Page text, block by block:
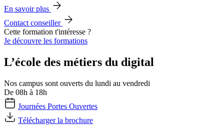
En savoir plus
Contact conseiller
Cette formation t'intéresse ?
Je découvre les formations
L’école des métiers du digital
Nos campus sont ouverts du lundi au vendredi
De 08h à 18h
Journées Portes Ouvertes
Télécharger la brochure